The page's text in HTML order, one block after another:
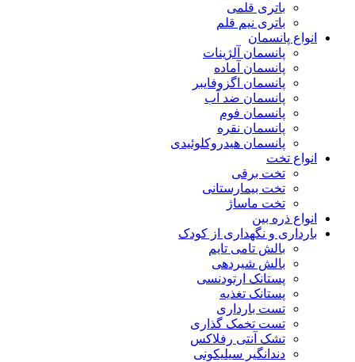
باتری قلمی
باتری نیم قلم
انواع پانسمان
پانسمان آلژینات
پانسمان آماده
پانسمان اگزوفایبر
پانسمان ضد آب
پانسمان فوم
پانسمان نقره
پانسمان هیدروکلوئیدی
انواع تخت
تخت برقی
تخت بیمارستانی
تخت ماساژ
انواع ذره بین
بارداری و نگهداری از کودک
بالش تامی تایم
بالش شیردهی
پستانک ارتودنسی
پستانک تغذیه
تست بارداری
تست تخمک گذاری
تشک آنتی رفلاکس
دندانگیر سیلیکونی